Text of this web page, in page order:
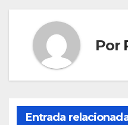
k
Por
Entrada